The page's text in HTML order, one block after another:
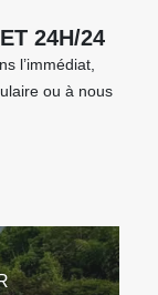
24H/24
l’immédiat,
ou à nous